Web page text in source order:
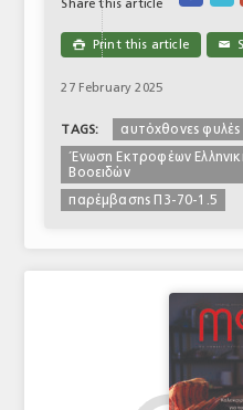
Share this article
 Print this article ✉
27 February 2025
TAGS:
αυτόχθονες φυλές
Ένωση Εκτροφέων
Βοοειδών
παρέμβασης Π3-70-1.5